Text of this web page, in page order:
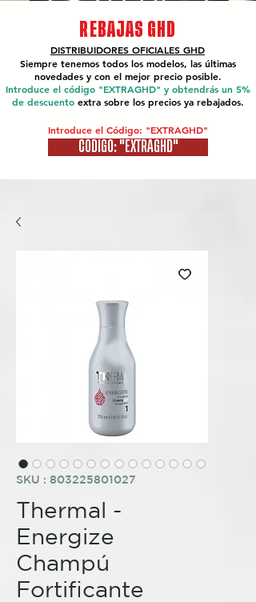
REBAJAS GHD
DISTRIBUIDORES OFICIALES GHD
Siempre tenemos todos los modelos, las últimas
novedades y con el mejor precio posible.
Introduce el código "EXTRAGHD" y obtendrás un 5%
de descuento extra sobre los precios ya rebajados.
Introduce el Código: "EXTRAGHD"
CÓDIGO: "EXTRAGHD"
SKU : 803225801027
Thermal -
Energize
Champú
Fortificante